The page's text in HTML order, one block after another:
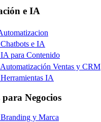
e IA
e IA
para Contenido
Ventas y CRM
IA
Negocios
y Marca